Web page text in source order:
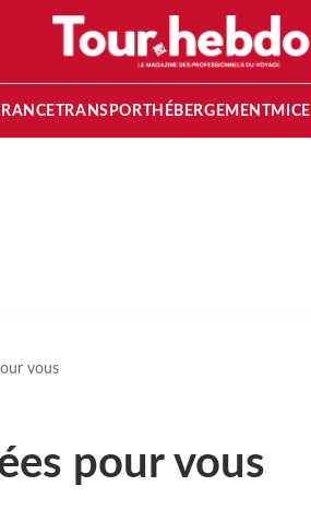
TRANSPORT HÉBERGEMENTMICE
vous
pour vous